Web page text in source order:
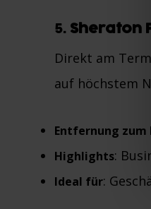
5. Sheraton
Direkt am
auf höchstem
Entfernung zum
Highlights:
Ideal für: